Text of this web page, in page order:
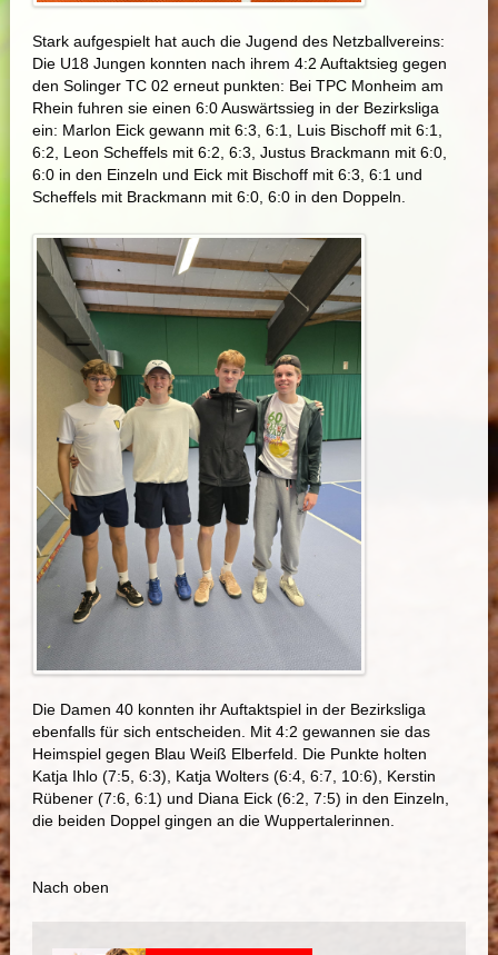
Stark aufgespielt hat auch die Jugend des Netzballvereins:
Die U18 Jungen konnten nach ihrem 4:2 Auftaktsieg gegen
den Solinger TC 02 erneut punkten: Bei TPC Monheim am
Rhein fuhren sie einen 6:0 Auswärtssieg in der Bezirksliga
ein: Marlon Eick gewann mit 6:3, 6:1, Luis Bischoff mit 6:1,
6:2, Leon Scheffels mit 6:2, 6:3, Justus Brackmann mit 6:0,
6:0 in den Einzeln und Eick mit Bischoff mit 6:3, 6:1 und
Scheffels mit Brackmann mit 6:0, 6:0 in den Doppeln.
Die Damen 40 konnten ihr Auftaktspiel in der Bezirksliga
ebenfalls für sich entscheiden. Mit 4:2 gewannen sie das
Heimspiel gegen Blau Weiß Elberfeld. Die Punkte holten
Katja Ihlo (7:5, 6:3), Katja Wolters (6:4, 6:7, 10:6), Kerstin
Rübener (7:6, 6:1) und Diana Eick (6:2, 7:5) in den Einzeln,
die beiden Doppel gingen an die Wuppertalerinnen.
Nach oben